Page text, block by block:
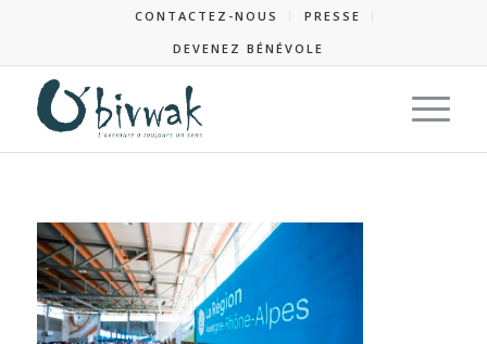
CONTACTEZ-NOUS
PRESSE
DEVENEZ BÉNÉVOLE